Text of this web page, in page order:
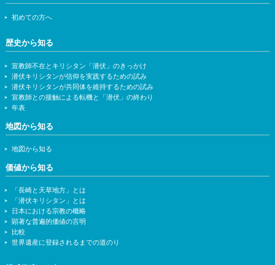
初めての方へ
歴史から知る
宣教師不在とキリシタン「潜伏」のきっかけ
潜伏キリシタンが信仰を実践するための試み
潜伏キリシタンが共同体を維持するための試み
宣教師との接触による転機と「潜伏」の終わり
年表
地図から知る
地図から知る
価値から知る
「長崎と天草地方」とは
「潜伏キリシタン」とは
日本における宗教の概略
顕著な普遍的価値の言明
比較
世界遺産に登録されるまでの道のり